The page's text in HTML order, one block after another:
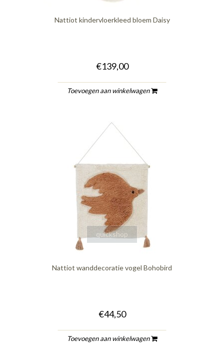
Nattiot kindervloerkleed bloem Daisy
€139,00
Toevoegen aan winkelwagen
quickshop
Nattiot wanddecoratie vogel Bohobird
€44,50
Toevoegen aan winkelwagen